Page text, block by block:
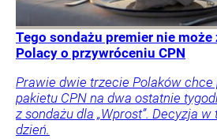
Tego sondażu premier nie może
Polacy o przywróceniu CPN
Prawie dwie trzecie Polaków
pakietu CPN na dwa ostatnie
z sondażu dla „Wprost”. Decyzja
dzień.